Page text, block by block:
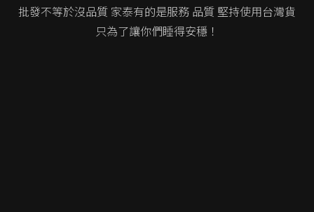
批發不等於沒品質 家泰有的是服務 品質 堅持使用台灣貨
只為了讓你們睡得安穩！